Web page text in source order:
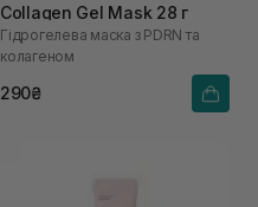
Collagen Gel Mask 28 г
Гідрогелева маска з PDRN та
колагеном
290₴